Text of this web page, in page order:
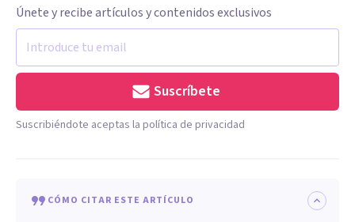
Únete y recibe artículos y contenidos exclusivos
Suscríbete
Suscribiéndote aceptas la política de privacidad
CÓMO CITAR ESTE ARTÍCULO